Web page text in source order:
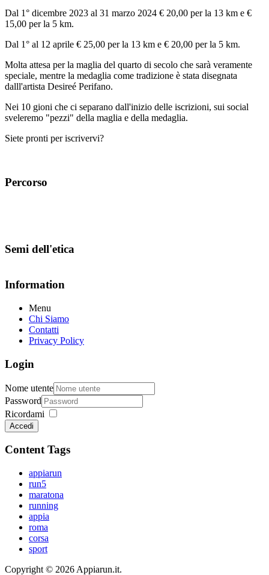
Dal 1° dicembre 2023 al 31 marzo 2024 € 20,00 per la 13 km e €
15,00 per la 5 km.
Dal 1° al 12 aprile € 25,00 per la 13 km e € 20,00 per la 5 km.
Molta attesa per la maglia del quarto di secolo che sarà veramente
speciale, mentre la medaglia come tradizione è stata disegnata
dalll'artista Desireé Perifano.
Nei 10 gioni che ci separano dall'inizio delle iscrizioni, sui social
sveleremo "pezzi" della maglia e della medaglia.
Siete pronti per iscrivervi?
Percorso
Semi dell'etica
Information
Menu
Chi Siamo
Contatti
Privacy Policy
Login
Nome utente
Password
Ricordami
Accedi
Content Tags
appiarun
run5
maratona
running
appia
roma
corsa
sport
Copyright © 2026 Appiarun.it.